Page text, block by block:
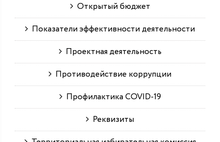
Открытый бюджет
Показатели эффективности деятельности
Проектная деятельность
Противодействие коррупции
Профилактика COVID-19
Реквизиты